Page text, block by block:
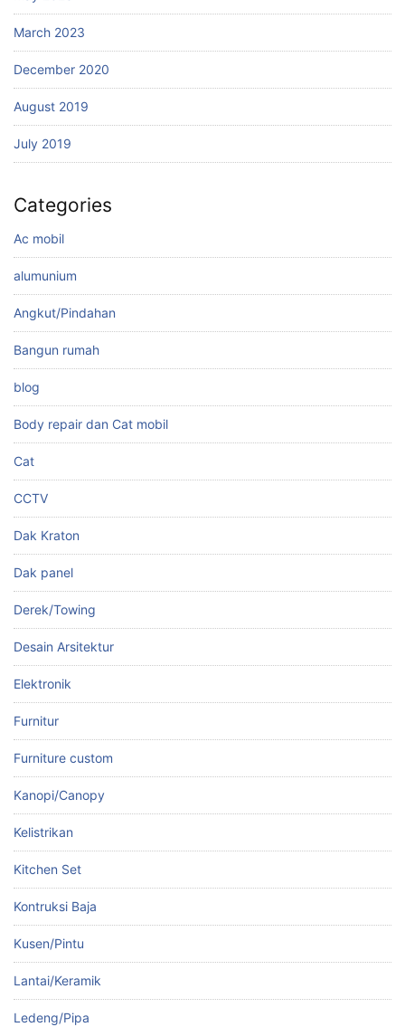
March 2023
December 2020
August 2019
July 2019
Categories
Ac mobil
alumunium
Angkut/Pindahan
Bangun rumah
blog
Body repair dan Cat mobil
Cat
CCTV
Dak Kraton
Dak panel
Derek/Towing
Desain Arsitektur
Elektronik
Furnitur
Furniture custom
Kanopi/Canopy
Kelistrikan
Kitchen Set
Kontruksi Baja
Kusen/Pintu
Lantai/Keramik
Ledeng/Pipa